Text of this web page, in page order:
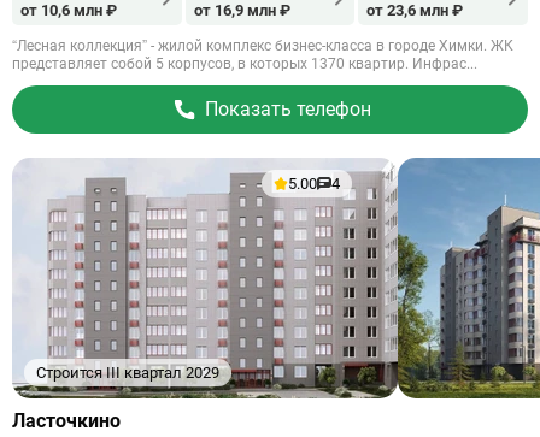
от 10,6 млн ₽ от 16,9 млн ₽ от 23,6 млн ₽
“Лесная коллекция” - жилой комплекс бизнес-класса в городе Химки. ЖК
представляет собой 5 корпусов, в которых 1370 квартир. Инфрас...
Показать телефон
Строится III квартал 2029
5.00 4
Ссылка
Ласточкино